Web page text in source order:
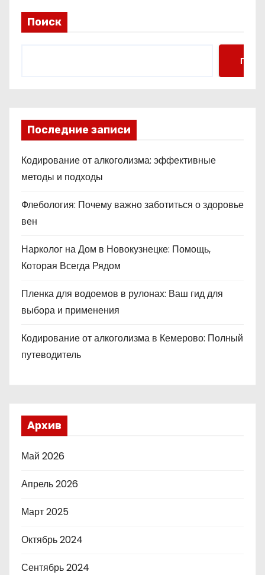
Поиск
Поиск
Последние записи
Кодирование от алкоголизма: эффективные
методы и подходы
Флебология: Почему важно заботиться о здоровье
вен
Нарколог на Дом в Новокузнецке: Помощь,
Которая Всегда Рядом
Пленка для водоемов в рулонах: Ваш гид для
выбора и применения
Кодирование от алкоголизма в Кемерово: Полный
путеводитель
Архив
Май 2026
Апрель 2026
Март 2025
Октябрь 2024
Сентябрь 2024